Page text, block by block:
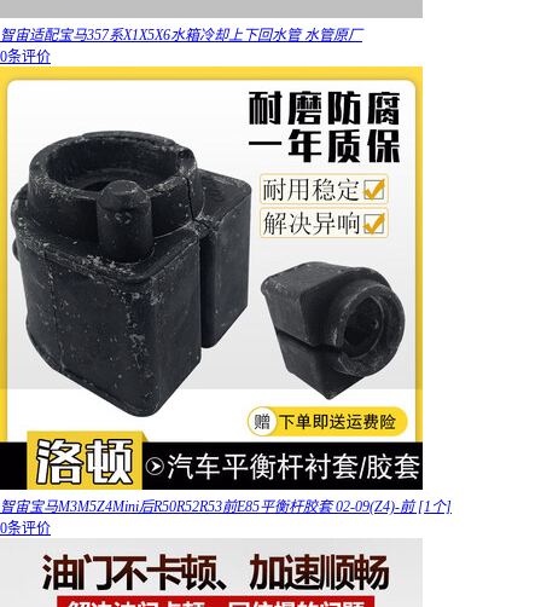
智宙适配宝马357系X1X5X6水箱冷却上下回水管 水管原厂
0条评价
智宙宝马M3M5Z4Mini后R50R52R53前E85平衡杆胶套 02-09(Z4)-前 [1个]
0条评价